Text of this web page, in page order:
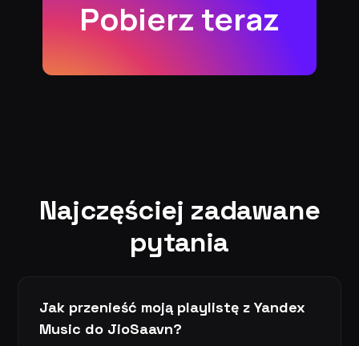
Pobierz teraz
Najczęściej zadawane
pytania
Jak przenieść moją playlistę z Yandex
Music do JioSaavn?